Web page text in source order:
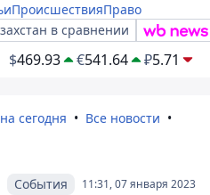
ПроисшествияПраво
в сравнении
$469.93 €541.64 ₽5.71
сегодня
Все новости
11:31, 07 января 2023
События